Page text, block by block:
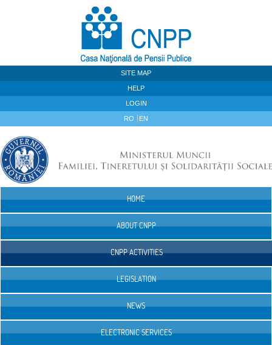
SITE MAP
HELP
LOGIN
RO EN
HOME
ABOUT CNPP
CNPP ACTIVITIES
LEGISLATION
NEWS
ELECTRONIC SERVICES